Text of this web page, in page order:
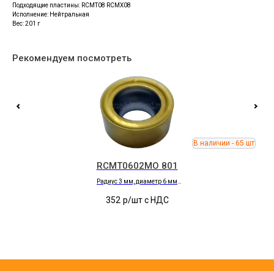
Подходящие пластины: RCMT08 RCMX08
Исполнение: Нейтральная
Вес: 201 г
Рекомендуем посмотреть
RCMT0602MO 801
Радиус 3 мм, диаметр 6 мм
352 р/шт c НДС